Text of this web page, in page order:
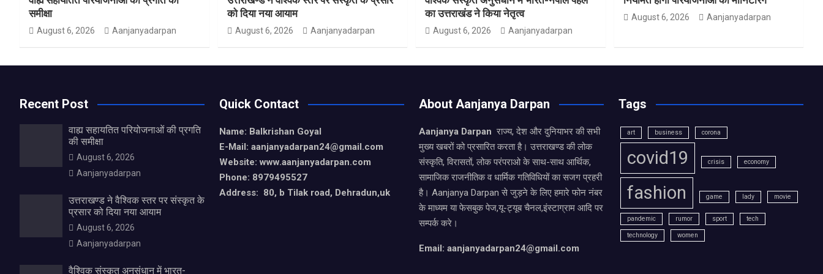
समीक्षा
August 6, 2026 Aanjanyadarpan
को दिया नया आयाम
August 6, 2026 Aanjanyadarpan
का उत्तराखंड ने किया नेतृत्व
August 6, 2026 Aanjanyadarpan
August 6, 2026 Aanjanyadarpan
Recent Post
वाह्य सहायतित परियोजनाओं की प्रगति
की समीक्षा
August 6, 2026
Aanjanyadarpan
उत्तराखण्ड ने वैश्विक स्तर पर संस्कृत के
प्रसार को दिया नया आयाम
August 6, 2026
Aanjanyadarpan
वैश्विक संस्कृत अनुसंधान में भारत-
Quick Contact
Name: Balkrishan Goyal
E-Mail: aanjanyadarpan24@gmail.com
Website: www.aanjanyadarpan.com
Phone: 8979495527
Address: 80, b Tilak road, Dehradun,uk
About Aanjanya Darpan
Aanjanya Darpan राज्य, देश और दुनियाभर की सभी
मुख्य खबरों को प्रसारित करता है। उत्तराखण्ड की लोक
संस्कृति, विरासतों, लोक परंपराओ के साथ-साथ आर्थिक,
सामाजिक राजनीतिक व धार्मिक गतिविधियों का सजग प्रहरी
है। Aanjanya Darpan से जुड़ने के लिए हमारे फोन नंबर
के माध्यम या फेसबुक पेज,यू-ट्यूब चैनल,इंस्टाग्राम आदि पर
सम्पर्क करे।
Email: aanjanyadarpan24@gmail.com
Tags
art business corona
covid19 crisis economy
fashion game lady movie
pandemic rumor sport tech
technology women